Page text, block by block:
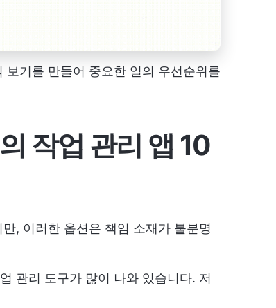
기를 만들어 중요한 일의 우선순위를
작업 관리 앱 10
, 이러한 옵션은 책임 소재가 불분명
관리 도구가 많이 나와 있습니다. 저